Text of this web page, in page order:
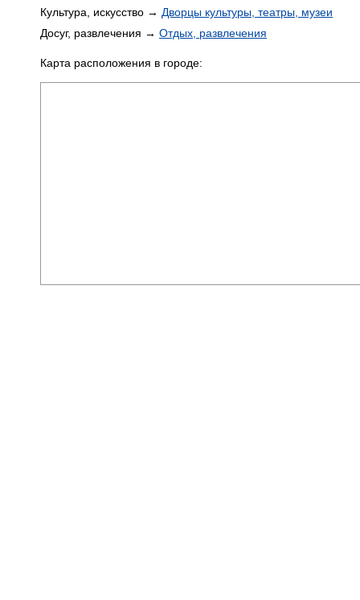
Культура, искусство → Дворцы культуры, театры, музеи
Досуг, развлечения → Отдых, развлечения
Карта расположения в городе: